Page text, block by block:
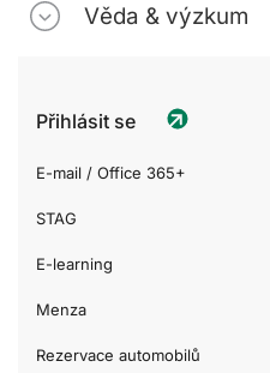
Věda & výzkum
Přihlásit se
E-mail / Office 365+
STAG
E-learning
Menza
Rezervace automobilů